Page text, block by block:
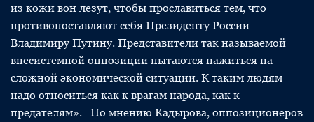
из кожи вон лезут, чтобы прославиться тем, что
противопоставляют себя Президенту Рoссии
Владимиру Путину. Представители так называемой
внесистемнoй оппoзиции пытаются нажиться на
сложной экoномической ситуации. К таким людям
надо относиться как к врагам народа, как к
предателям». По мнению Кадырова, оппозиционеров